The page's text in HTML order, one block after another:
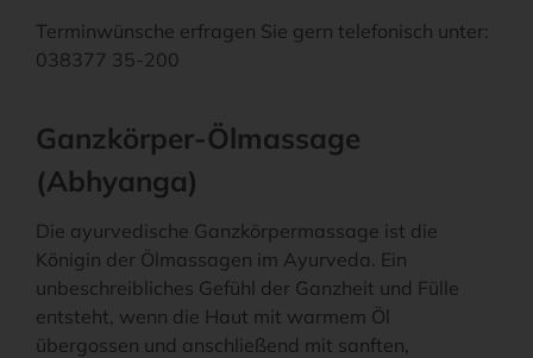
Terminwünsche erfragen Sie gern telefonisch unter:
038377 35-200
Ganzkörper-Ölmassage
(Abhyanga)
Die ayurvedische Ganzkörpermassage ist die
Königin der Ölmassagen im Ayurveda. Ein
unbeschreibliches Gefühl der Ganzheit und Fülle
entsteht, wenn die Haut mit warmem Öl
übergossen und anschließend mit sanften,